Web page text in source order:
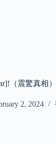
（震驚真相）
2, 2024